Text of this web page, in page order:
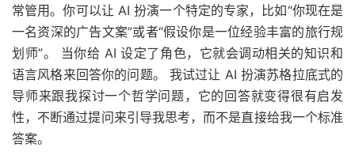
常管用。你可以让 AI 扮演一个特定的专家，比如“你现在是
一名资深的广告文案”或者“假设你是一位经验丰富的旅行规
划师”。 当你给 AI 设定了角色，它就会调动相关的知识和
语言风格来回答你的问题。 我试过让 AI 扮演苏格拉底式的
导师来跟我探讨一个哲学问题，它的回答就变得很有启发
性，不断通过提问来引导我思考，而不是直接给我一个标准
答案。